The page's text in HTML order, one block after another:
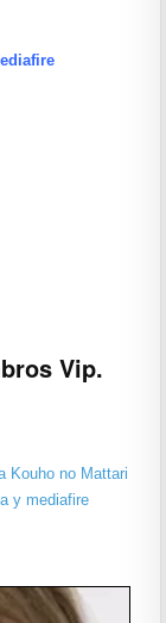
Vip.